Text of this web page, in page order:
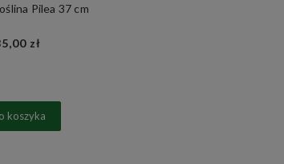
Pilea 37 cm
zł
koszyka